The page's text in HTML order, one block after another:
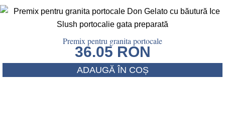
Premix pentru granita portocale
36.05 RON
ADAUGĂ ÎN COȘ